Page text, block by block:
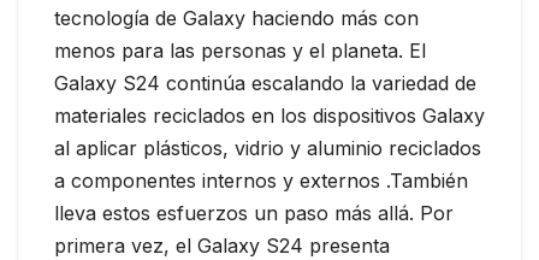
tecnología de Galaxy haciendo más con
menos para las personas y el planeta. El
Galaxy S24 continúa escalando la variedad de
materiales reciclados en los dispositivos Galaxy
al aplicar plásticos, vidrio y aluminio reciclados
a componentes internos y externos .También
lleva estos esfuerzos un paso más allá. Por
primera vez, el Galaxy S24 presenta